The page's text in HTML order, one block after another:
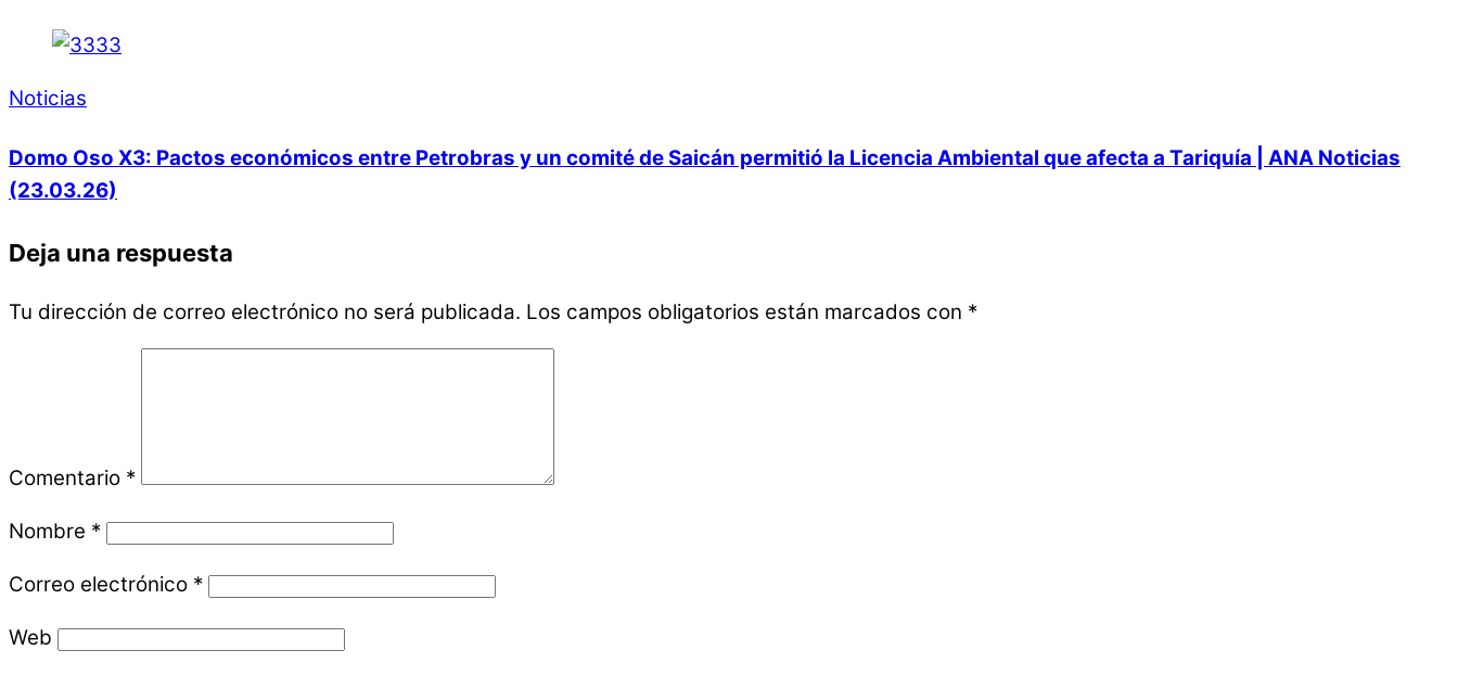
Noticias
Domo Oso X3: Pactos económicos entre Petrobras y un comité de Saicán permitió la Licencia Ambiental que afecta a Tariquía | ANA Noticias
(23.03.26)
Deja una respuesta
Tu dirección de correo electrónico no será publicada. Los campos obligatorios están marcados con *
Comentario *
Nombre *
Correo electrónico *
Web